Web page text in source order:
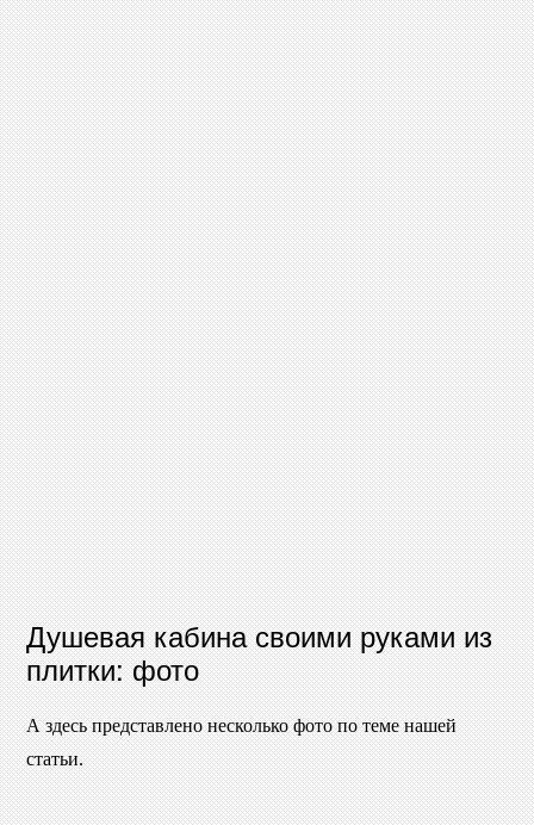
Душевая кабина своими руками из
плитки: фото
А здесь представлено несколько фото по теме нашей
статьи.